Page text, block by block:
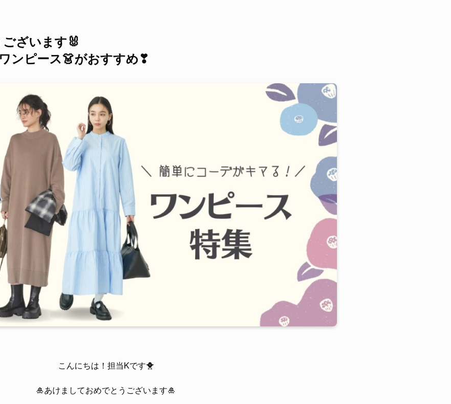
ざいます🐰
ンピース👗がおすすめ❣
こんにちは！担当Kです🐥
🎍あけましておめでとうございます🎍